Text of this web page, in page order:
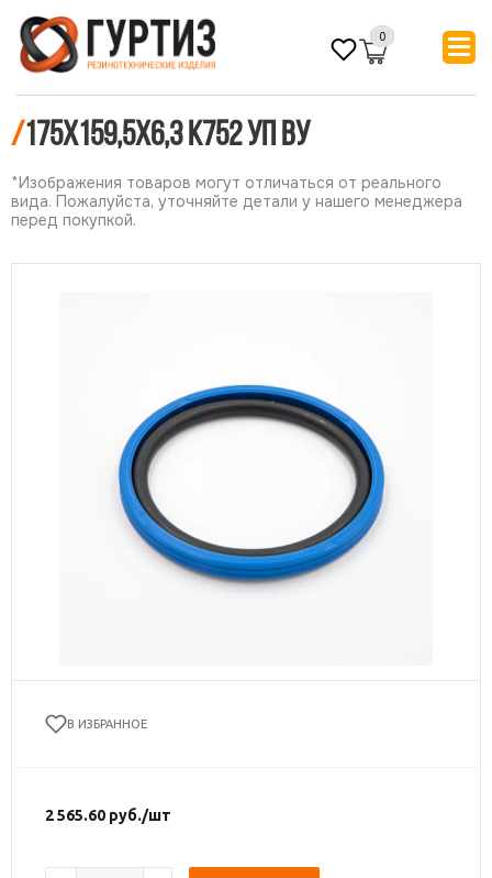
0
/175х159,5х6,3 К752 УП ВУ
*Изображения товаров могут отличаться от реального
вида. Пожалуйста, уточняйте детали у нашего менеджера
перед покупкой.
В ИЗБРАННОЕ
2 565.60 руб./шт